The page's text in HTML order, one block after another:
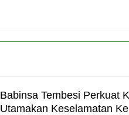
Babinsa Tembesi Perkuat
Utamakan Keselamatan